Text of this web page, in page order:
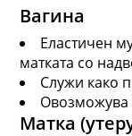
Вагина
Еластичен
матката со
Служи како
Овозможува
Матка